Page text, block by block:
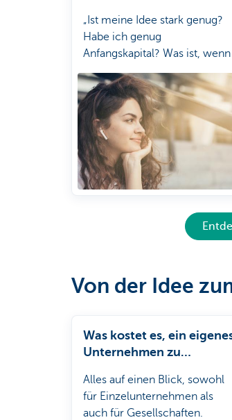
„Ist meine Idee stark genug?
Habe ich genug
Anfangskapital? Was ist, wenn
ich krank werde?“
Von der Idee
Was kostet es, ein
Unternehmen zu
Alles auf einen Blick, sowohl
für Einzelunternehmen als
auch für Gesellschaften.